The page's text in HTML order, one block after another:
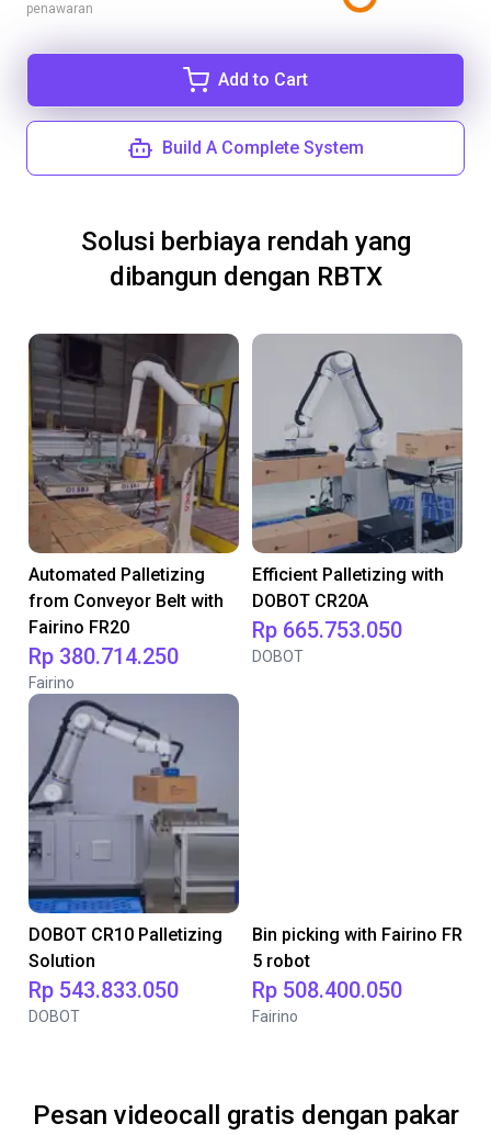
penawaran
Add to Cart
Build A Complete System
Solusi berbiaya rendah yang
dibangun dengan RBTX
Automated Palletizing
from Conveyor Belt with
Fairino FR20
Rp 380.714.250
Fairino
Efficient Palletizing with
DOBOT CR20A
Rp 665.753.050
DOBOT
DOBOT CR10 Palletizing
Solution
Rp 543.833.050
DOBOT
Bin picking with Fairino FR
5 robot
Rp 508.400.050
Fairino
Pesan videocall gratis dengan pakar